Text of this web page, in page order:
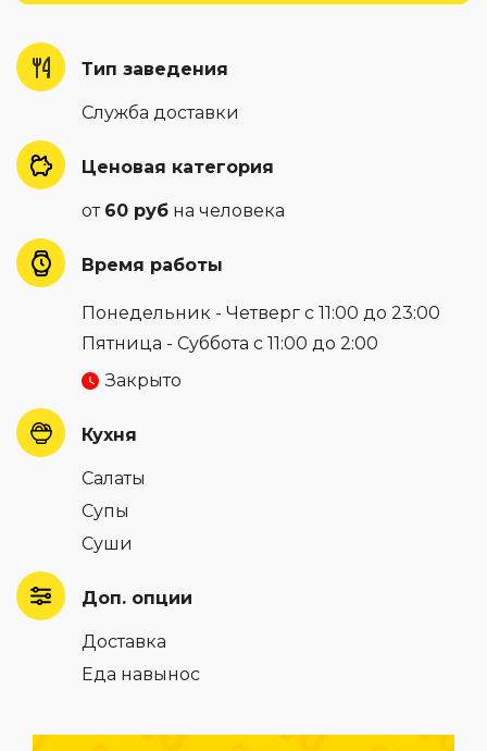
Тип заведения
Служба доставки
Ценовая категория
от 60 руб на человека
Время работы
Понедельник - Четверг с 11:00 до 23:00
Пятница - Суббота с 11:00 до 2:00
Закрыто
Кухня
Салаты
Супы
Суши
Доп. опции
Доставка
Еда навынос